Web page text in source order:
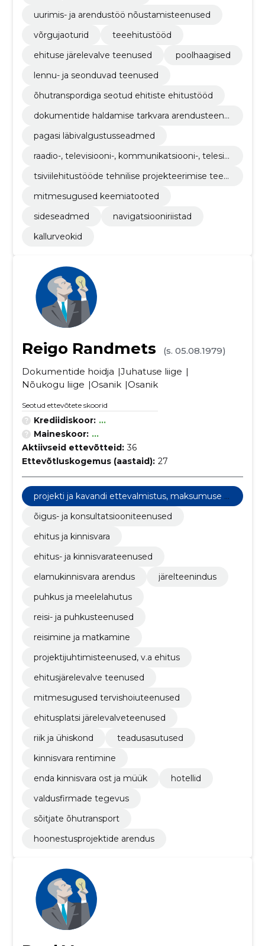
uurimis- ja arendustöö nõustamisteenused
võrgujaoturid
teeehitustööd
ehituse järelevalve teenused
poolhaagised
lennu- ja seonduvad teenused
õhutranspordiga seotud ehitiste ehitustööd
dokumentide haldamise tarkvara arendusteenu
pagasi läbivalgustusseadmed
raadio-, televisiooni-, kommunikatsiooni-, telesid
tsiviilehitustööde tehnilise projekteerimise teen
mitmesugused keemiatooted
sideseadmed
navigatsiooniriistad
kallurveokid
Reigo Randmets
(s. 05.08.1979)
Dokumentide hoidja
Juhatuse liige
Nõukogu liige
Osanik Osanik
Seotud ettevõtete skoorid
Krediidiskoor: ...
Maineskoor: ...
Aktiivseid ettevõtteid: 36
Ettevõtluskogemus (aastaid): 27
projekti ja kavandi ettevalmistus, maksumuse hi
ndamine
õigus- ja konsultatsiooniteenused
ehitus ja kinnisvara
ehitus- ja kinnisvarateenused
elamukinnisvara arendus
järelteenindus
puhkus ja meelelahutus
reisi- ja puhkusteenused
reisimine ja matkamine
projektijuhtimisteenused, v.a ehitus
ehitusjärelevalve teenused
mitmesugused tervishoiuteenused
ehitusplatsi järelevalveteenused
riik ja ühiskond
teadusasutused
kinnisvara rentimine
enda kinnisvara ost ja müük
hotellid
valdusfirmade tegevus
sõitjate õhutransport
hoonestusprojektide arendus